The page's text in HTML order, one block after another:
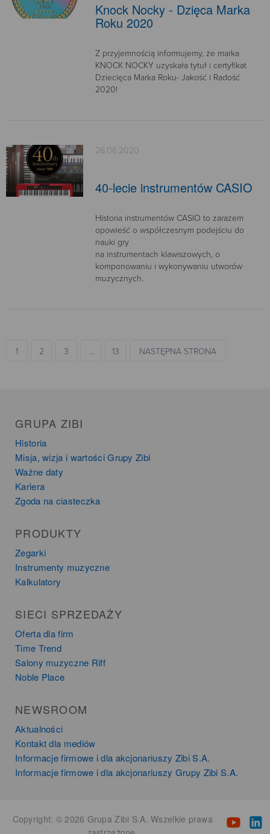
Knock Nocky - Dzięca Marka
Roku 2020
Z przyjemnością informujemy, że marka
KNOCK NOCKY uzyskała tytuł i certyfikat
Dziecięca Marka Roku- Jakość i Radość
2020!
26.06.2020
40-lecie instrumentów CASIO
Historia instrumentów CASIO to zarazem
opowieść o współczesnym podejściu do
nauki gry
na instrumentach klawiszowych, o
komponowaniu i wykonywaniu utworów
muzycznych.
1 2 3 … 13 NASTĘPNA STRONA
GRUPA ZIBI
Historia
Misja, wizja i wartości Grupy Zibi
Ważne daty
Kariera
Zgoda na ciasteczka
PRODUKTY
Zegarki
Instrumenty muzyczne
Kalkulatory
SIECI SPRZEDAŻY
Oferta dla firm
Time Trend
Salony muzyczne Riff
Noble Place
NEWSROOM
Aktualności
Kontakt dla mediów
Informacje firmowe i dla akcjonariuszy Zibi S.A.
Informacje firmowe i dla akcjonariuszy Grupy Zibi S.A.
Copyright: © 2026 Grupa Zibi S.A. Wszelkie prawa